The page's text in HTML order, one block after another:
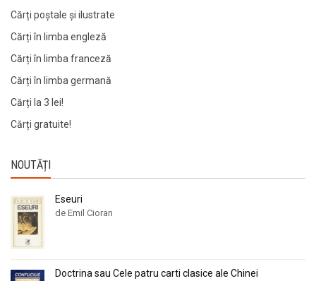
Cărți poștale și ilustrate
Cărți în limba engleză
Cărți în limba franceză
Cărți în limba germană
Cărți la 3 lei!
Cărți gratuite!
NOUTĂȚI
Eseuri
de Emil Cioran
Doctrina sau Cele patru carti clasice ale Chinei